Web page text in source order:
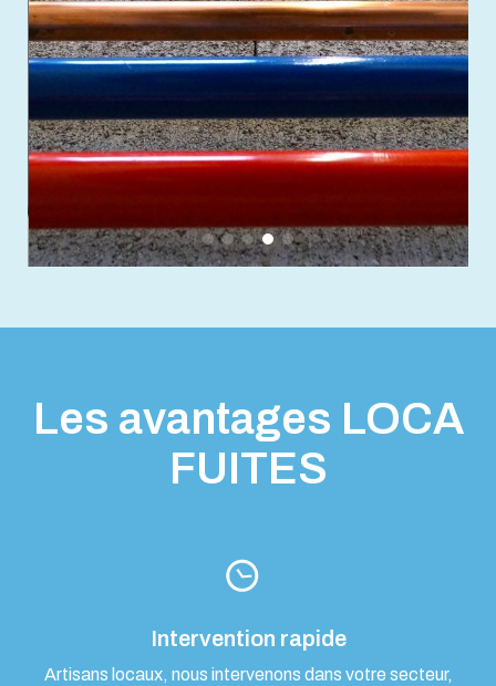
Les avantages LOCA
FUITES
Intervention rapide
Artisans locaux, nous intervenons dans votre secteur,